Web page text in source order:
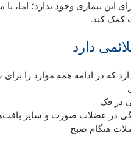
این بیماری وجود ندارد؛ اما،
کمک کند.
دارد
که در ادامه همه موارد را
در فک
در عضلات صورت و سایر
هنگام صبح